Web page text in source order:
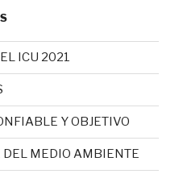
ICU 2021
Y OBJETIVO
DEL MEDIO AMBIENTE